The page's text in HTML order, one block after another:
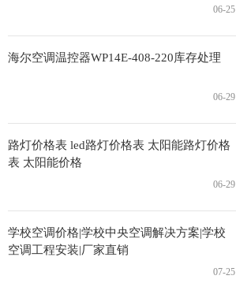
06-25
海尔空调温控器WP14E-408-220库存处理
06-29
路灯价格表 led路灯价格表 太阳能路灯价格
表 太阳能价格
06-29
学校空调价格|学校中央空调解决方案|学校
空调工程安装|厂家直销
07-25